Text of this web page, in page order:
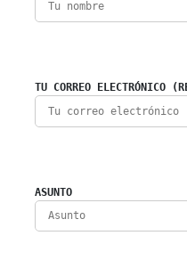
TU CORREO ELECTRÓNICO
ASUNTO